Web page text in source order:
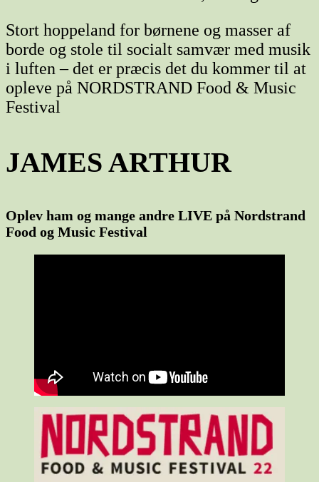
Stort hoppeland for børnene og masser af
borde og stole til socialt samvær med musik
i luften – det er præcis det du kommer til at
opleve på NORDSTRAND Food & Music
Festival
JAMES ARTHUR
Oplev ham og mange andre LIVE på Nordstrand
Food og Music Festival